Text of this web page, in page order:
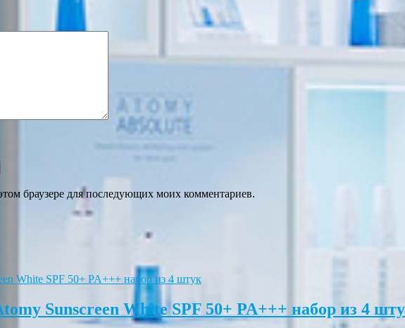
браузере для последующих моих комментариев.
Sunscreen White SPF 50+ PA+++ набор из 4